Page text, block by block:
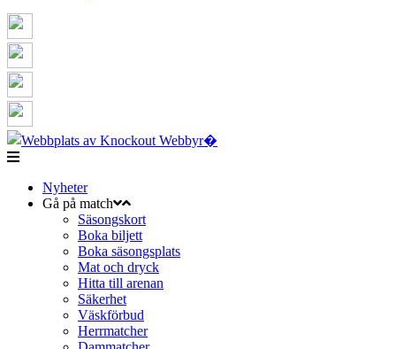
Nyheter
Gå på match
Säsongskort
Boka biljett
Boka säsongsplats
Mat och dryck
Hitta till arenan
Säkerhet
Väskförbud
Herrmatcher